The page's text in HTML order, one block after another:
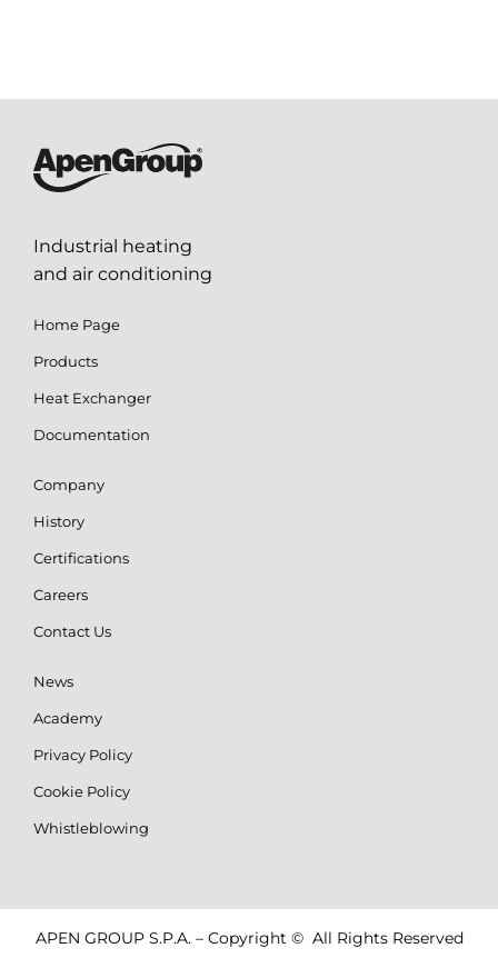
Industrial heating
and air conditioning
Home Page
Products
Heat Exchanger
Documentation
Company
History
Certifications
Careers
Contact Us
News
Academy
Privacy Policy
Cookie Policy
Whistleblowing
APEN GROUP S.P.A. – Copyright © All Rights Reserved